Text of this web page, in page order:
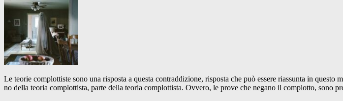
Le teorie complottiste sono una risposta a questa contraddizione, risposta che può essere riassunta in
no della teoria complottista, parte della teoria complottista. Ovvero, le prove che negano il complotto, sono